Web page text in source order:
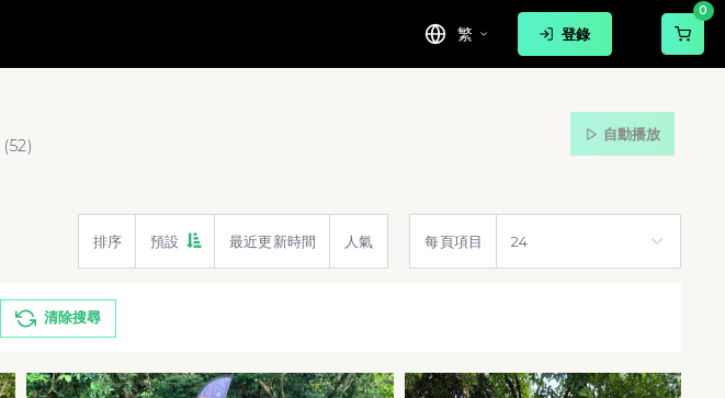
繁 登錄
0
(52)
自動播放
排序 預設 最近更新時間 人氣 每頁項目
清除搜尋